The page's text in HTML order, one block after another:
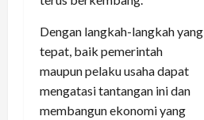
Dengan langkah-langkah yang
tepat, baik pemerintah
maupun pelaku usaha dapat
mengatasi tantangan ini dan
membangun ekonomi yang